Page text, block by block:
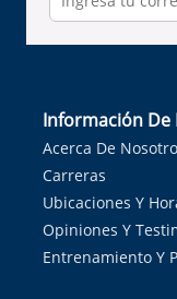
Información De
Acerca De
Carreras
Ubicaciones Y
Opiniones Y
Entrenamiento Y